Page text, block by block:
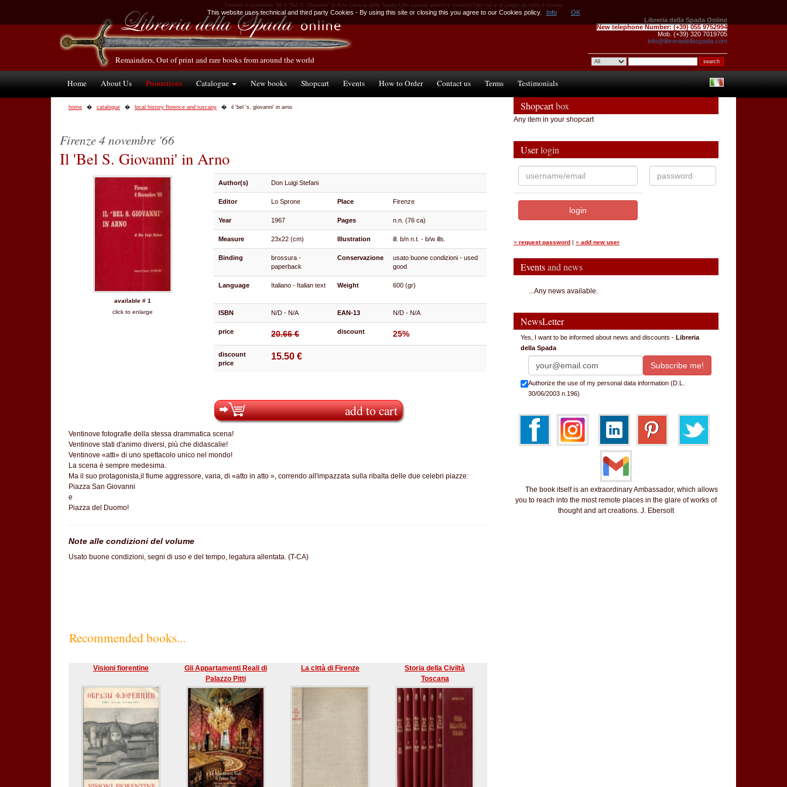
Firenze 4 novembre '66 Il "Bel S. Giovanni" in Arno Libreria della Spada Libri esauriti antichi e moderni Libri rari e di pregio da tutto il mondo
Libreria della Spada Online
New telephone Number:(+39) 055 9752994
Mob. (+39) 320 7019705
info@libreriadellaspada.com
Remainders, Out of print and rare books from around the world
Home About Us Promotions Catalogue New books Shopcart Events How to Order Contact us Terms Testimonials
home catalogue local history florence and tuscany il 'bel 's. giovanni' in arno
Firenze 4 novembre '66
Il 'Bel S. Giovanni' in Arno
available # 1
click to enlarge
Author(s) Don Luigi Stefani
Editor Lo Sprone Place Firenze
Year 1967 Pages n.n. (76 ca)
Measure 23x22 (cm) Illustration ill. b/n n.t. - b/w ills.
Binding
brossura -
paperback
Conservazione
usato buone condizioni - used
good
Language Italiano - Italian text Weight 600 (gr)
ISBN N/D - N/A EAN-13 N/D - N/A
price 20.66 € discount 25%
discount
price
15.50 €
add to cart
Ventinove fotografie della stessa drammatica scena!
Ventinove stati d'animo diversi, più che didascalie!
Ventinove «atti» di uno spettacolo unico nel mondo!
La scena è sempre medesima.
Ma il suo protagonista,il fiume aggressore, varia, di «atto in atto », correndo all'impazzata sulla ribalta delle due celebri piazze:
Piazza San Giovanni
e
Piazza del Duomo!
Note alle condizioni del volume
Usato buone condizioni, segni di uso e del tempo, legatura allentata. (T-CA)
Recommended books...
Visioni fiorentine
Gli Appartamenti Reali di
Palazzo Pitti
La città di Firenze
Storia della Civiltà
Toscana
Shopcartbox
Any item in your shopcart
Userlogin
» request password | » add new user
Eventsand news
...Any news available.
NewsLetter
Yes, I want to be informed about news and discounts - Libreria
della Spada
Authorize the use of my personal data information (D.L.
30/06/2003 n.196)
The book itself is an extraordinary Ambassador, which allows
you to reach into the most remote places in the glare of works of
thought and art creations. J. Ebersolt
This website uses technical and third party Cookies - By using this site or closing this you agree to our Cookies policy. Info OK